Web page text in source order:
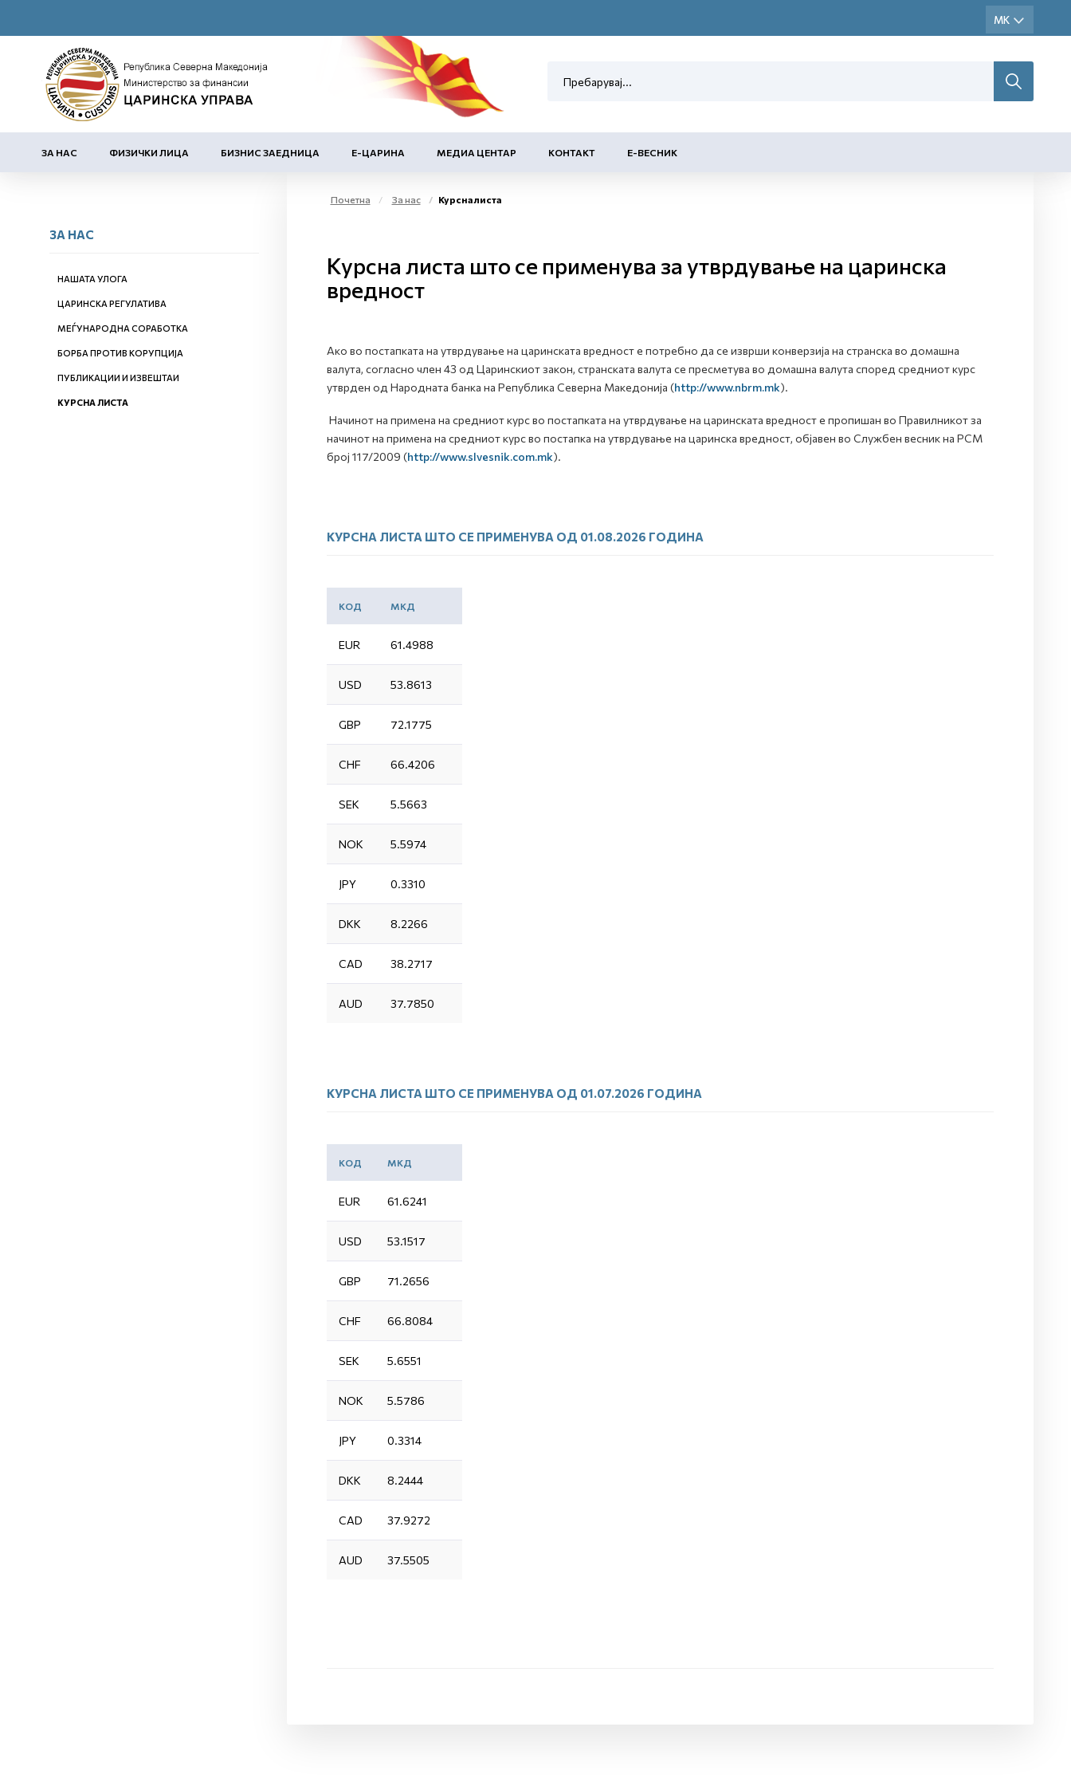
ЗА НАС ФИЗИЧКИ ЛИЦА БИЗНИС ЗАЕДНИЦА Е-ЦАРИНА МЕДИА ЦЕНТАР КОНТАКТ Е-ВЕСНИК
ЗА НАС
НАШАТА УЛОГА
ЦАРИНСКА РЕГУЛАТИВА
МЕЃУНАРОДНА СОРАБОТКА
БОРБА ПРОТИВ КОРУПЦИЈА
ПУБЛИКАЦИИ И ИЗВЕШТАИ
КУРСНА ЛИСТА
Почетна За нас Курсна листа
Курсна листа што се применува за утврдување на царинска
вредност
Ако во постапката на утврдување на царинската вредност е потребно да се изврши конверзија на странска во домашна
валута, согласно член 43 од Царинскиот закон, странската валута се пресметува во домашна валута според средниот курс
утврден од Народната банка на Република Северна Македонија (http://www.nbrm.mk).
Начинот на примена на средниот курс во постапката на утврдување на царинската вредност е пропишан во Правилникот за
начинот на примена на средниот курс во постапка на утврдување на царинска вредност, објавен во Службен весник на РСМ
број 117/2009 (http://www.slvesnik.com.mk).
КУРСНА ЛИСТА ШТО СЕ ПРИМЕНУВА ОД 01.08.2026 ГОДИНА
КОД МКД
EUR 61.4988
USD 53.8613
GBP 72.1775
CHF 66.4206
SEK 5.5663
NOK 5.5974
JPY 0.3310
DKK 8.2266
CAD 38.2717
AUD 37.7850
КУРСНА ЛИСТА ШТО СЕ ПРИМЕНУВА ОД 01.07.2026 ГОДИНА
КОД МКД
EUR 61.6241
USD 53.1517
GBP 71.2656
CHF 66.8084
SEK 5.6551
NOK 5.5786
JPY 0.3314
DKK 8.2444
CAD 37.9272
AUD 37.5505